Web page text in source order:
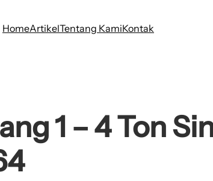
HomeArtikelTentang KamiKontak
1 – 4 Ton